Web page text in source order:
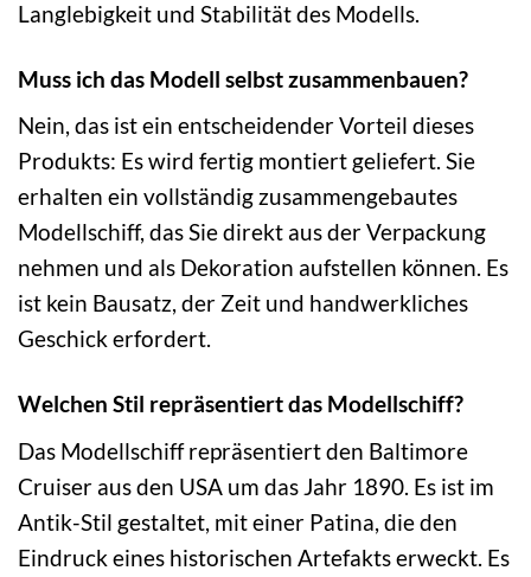
Langlebigkeit und Stabilität des Modells.
Muss ich das Modell selbst zusammenbauen?
Nein, das ist ein entscheidender Vorteil dieses
Produkts: Es wird fertig montiert geliefert. Sie
erhalten ein vollständig zusammengebautes
Modellschiff, das Sie direkt aus der Verpackung
nehmen und als Dekoration aufstellen können. Es
ist kein Bausatz, der Zeit und handwerkliches
Geschick erfordert.
Welchen Stil repräsentiert das Modellschiff?
Das Modellschiff repräsentiert den Baltimore
Cruiser aus den USA um das Jahr 1890. Es ist im
Antik-Stil gestaltet, mit einer Patina, die den
Eindruck eines historischen Artefakts erweckt. Es